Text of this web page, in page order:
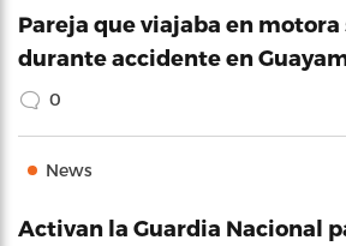
Pareja que viajaba en
durante accidente en
0
News
Activan la Guardia Nacional